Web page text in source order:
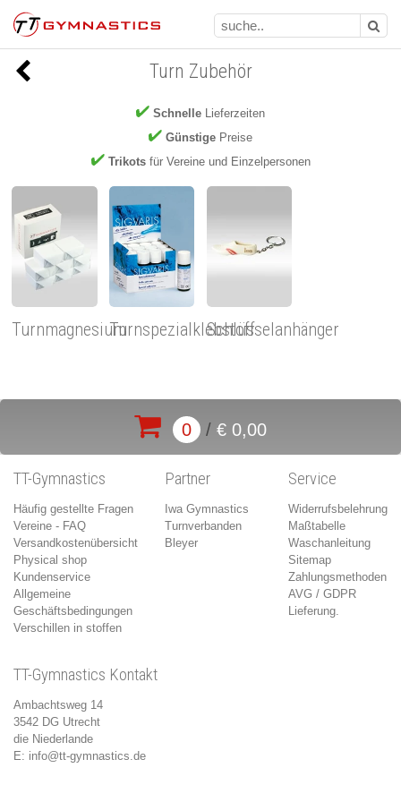
Schnelle Lieferzeiten
Günstige Preise
Trikotsfür Vereine und Einzelpersonen
Turn Zubehör
TurnmagnesiumTurnspezialklebstoffSchlüsselanhänger
0 / € 0,00
TT-Gymnastics
Häufig gestellte Fragen
Vereine - FAQ
Versandkostenübersicht
Physical shop
Kundenservice
Allgemeine
Geschäftsbedingungen
Verschillen in stoffen
Partner
Iwa Gymnastics
Turnverbanden
Bleyer
Service
Widerrufsbelehrung
Maßtabelle
Waschanleitung
Sitemap
Zahlungsmethoden
AVG / GDPR
Lieferung.
TT-Gymnastics Kontakt
Ambachtsweg 14
3542 DG Utrecht
die Niederlande
E: info@tt-gymnastics.de